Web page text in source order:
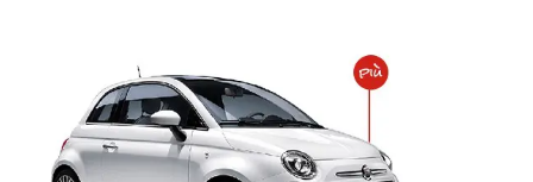
SPORTELLI
CNA NEL TERRITORIO